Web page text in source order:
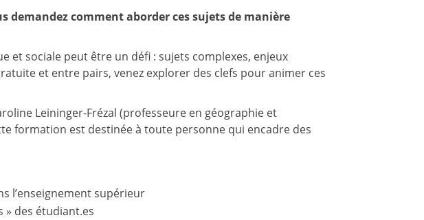
demandez comment aborder ces sujets de manière
et sociale peut être un défi : sujets complexes, enjeux
et entre pairs, venez explorer des clefs pour animer ces
Leininger-Frézal (professeure en géographie et
formation est destinée à toute personne qui encadre des
l’enseignement supérieur
» des étudiant.es